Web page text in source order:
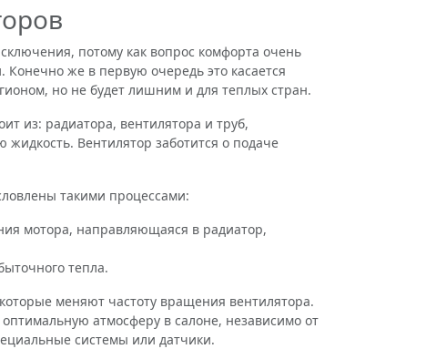
потому как вопрос комфорта очень
же в первую очередь это касается
но не будет лишним и для теплых стран.
из: радиатора, вентилятора и труб,
Вентилятор заботится о подаче
такими процессами:
мотора, направляющаяся в радиатор,
тепла.
меняют частоту вращения вентилятора.
атмосферу в салоне, независимо от
системы или датчики.